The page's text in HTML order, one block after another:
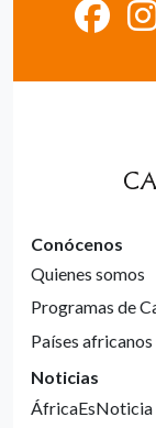
Conócenos
Quienes somos
Programas de
Países africanos
Noticias
ÁfricaEsNoticia